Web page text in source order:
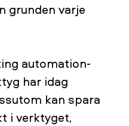
grunden varje
automation-
har idag
kan spara
i verktyget,